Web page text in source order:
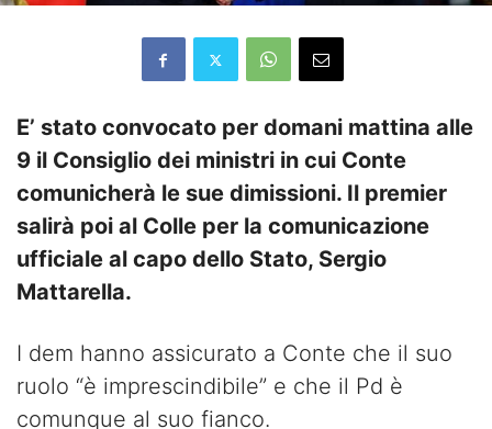
E’ stato convocato per domani mattina alle
9 il Consiglio dei ministri in cui Conte
comunicherà le sue dimissioni. Il premier
salirà poi al Colle per la comunicazione
ufficiale al capo dello Stato, Sergio
Mattarella.
I dem hanno assicurato a Conte che il suo
ruolo “è imprescindibile” e che il Pd è
comunque al suo fianco.